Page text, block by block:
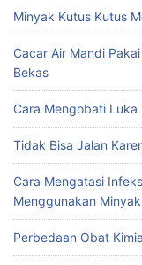
Minyak Kutus Kutus
Cacar Air Mandi
Bekas
Cara Mengobati
Tidak Bisa Jalan
Cara Mengatasi
Menggunakan
Perbedaan Obat